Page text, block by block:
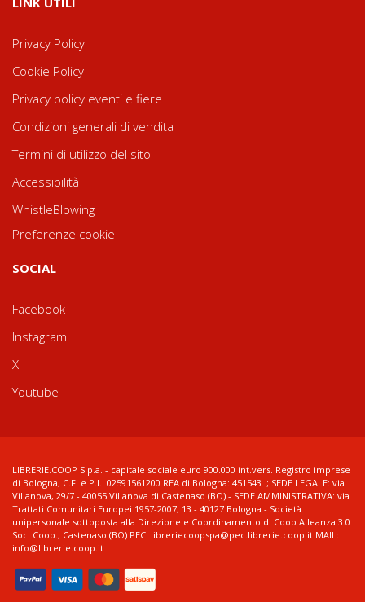
Privacy Policy
Cookie Policy
Privacy policy eventi e fiere
Condizioni generali di vendita
Termini di utilizzo del sito
Accessibilità
WhistleBlowing
Preferenze cookie
SOCIAL
Facebook
Instagram
X
Youtube
LIBRERIE.COOP S.p.a. - capitale sociale euro 900.000 int.vers. Registro imprese
di Bologna, C.F. e P.I.: 02591561200 REA di Bologna: 451543 ; SEDE LEGALE: via
Villanova, 29/7 - 40055 Villanova di Castenaso (BO) - SEDE AMMINISTRATIVA: via
Trattati Comunitari Europei 1957-2007, 13 - 40127 Bologna - Società
unipersonale sottoposta alla Direzione e Coordinamento di Coop Alleanza 3.0
Soc. Coop., Castenaso (BO) PEC: libreriecoopspa@pec.librerie.coop.it MAIL:
info@librerie.coop.it